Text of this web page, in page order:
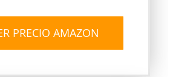
PRECIO AMAZON